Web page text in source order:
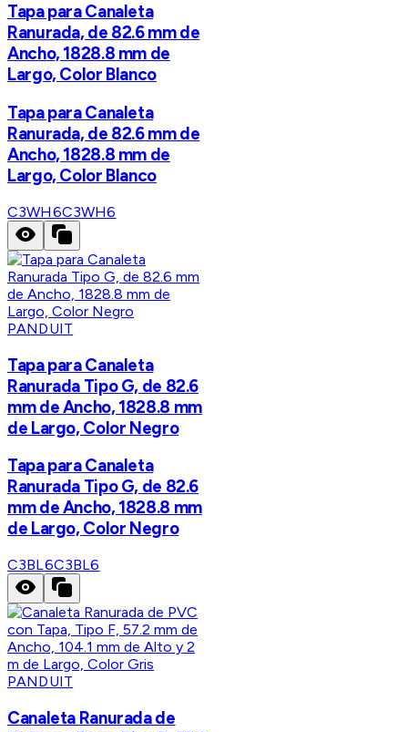
Tapa para Canaleta
Ranurada, de 82.6 mm de
Ancho, 1828.8 mm de
Largo, Color Blanco
Tapa para Canaleta
Ranurada, de 82.6 mm de
Ancho, 1828.8 mm de
Largo, Color Blanco
C3WH6C3WH6
PANDUIT
Tapa para Canaleta
Ranurada Tipo G, de 82.6
mm de Ancho, 1828.8 mm
de Largo, Color Negro
Tapa para Canaleta
Ranurada Tipo G, de 82.6
mm de Ancho, 1828.8 mm
de Largo, Color Negro
C3BL6C3BL6
PANDUIT
Canaleta Ranurada de